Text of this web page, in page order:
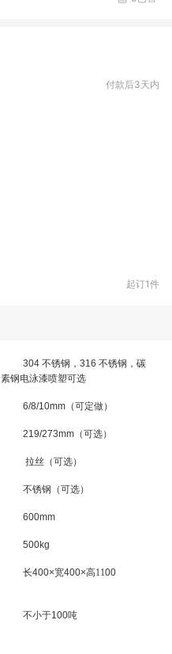
付款后3天内
起订1件
304 不锈钢，316 不锈钢，碳
素钢电泳漆喷塑可选
6/8/10mm（可定做）
219/273mm（可选）
拉丝（可选）
不锈钢（可选）
600mm
500kg
长400×宽400×高1100
不小于100吨